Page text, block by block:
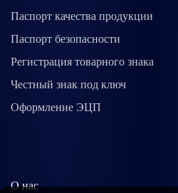
Паспорт качества продукции
Паспорт безопасности
Регистрация товарного знака
Честный знак под ключ
Оформление ЭЦП
О нас